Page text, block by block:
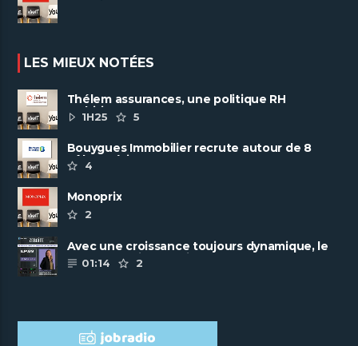
LES MIEUX NOTÉES
Thélem assurances, une politique RH
ambitieuse
1H25 5
Bouygues Immobilier recrute autour de 8
pôles métiers
4
Monoprix
2
Avec une croissance toujours dynamique, le
groupe Scalian continue de ......
01:14 2